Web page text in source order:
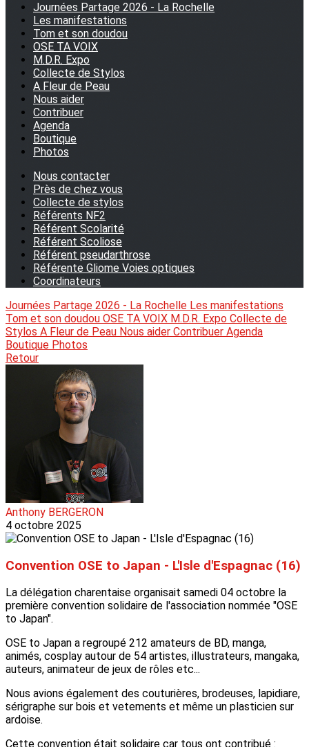
Journées Partage 2026 - La Rochelle
Les manifestations
Tom et son doudou
OSE TA VOIX
M.D.R. Expo
Collecte de Stylos
A Fleur de Peau
Nous aider
Contribuer
Agenda
Boutique
Photos
Nous contacter
Près de chez vous
Collecte de stylos
Référents NF2
Référent Scolarité
Référent Scoliose
Référent pseudarthrose
Référente Gliome Voies optiques
Coordinateurs
Journées Partage 2026 - La Rochelle Les manifestations
Tom et son doudou OSE TA VOIX M.D.R. Expo Collecte de
Stylos A Fleur de Peau Nous aider Contribuer Agenda
Boutique Photos
Retour
Anthony BERGERON
4 octobre 2025
Convention OSE to Japan - L'Isle d'Espagnac (16)
La délégation charentaise organisait samedi 04 octobre la
première convention solidaire de l'association nommée "OSE
to Japan".
OSE to Japan a regroupé 212 amateurs de BD, manga,
animés, cosplay autour de 54 artistes, illustrateurs, mangaka,
auteurs, animateur de jeux de rôles etc...
Nous avions également des couturières, brodeuses, lapidiare,
sérigraphe sur bois et vetements et même un plasticien sur
ardoise.
Cette convention était solidaire car tous ont contribué :